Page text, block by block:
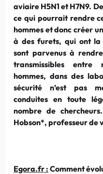
aviaire H5N1 et H7N9.
ce qui pourrait rendre
hommes et donc créer
à des furets, qui ont la
sont parvenus à
transmissibles entre
hommes, dans des
sécurité n’est pas
conduites en toute
nombre de
Hobson*, professeur de
Egora.fr : Comment